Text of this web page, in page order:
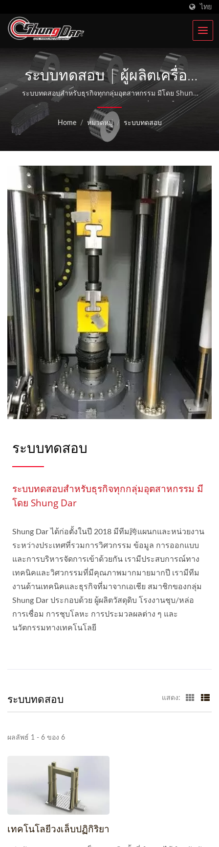
ไทย
ระบบทดสอบ | ผู้ผลิตเครื่อง
อัดและประกอบเหล็กคอยล์
ในไต้หวัน | Shung Dar
Industrial Co., LTD.
ระบบทดสอบสำหรับธุรกิจทุกกลุ่มอุตสาหกรรม มีโดย Shung
Dar / Shungdar Industrial Co., Ltd. เชี่ยวชาญในการ
จัดหาอุปกรณ์ประมวลผลเหล็กคอยล์มาเกือบ 36 ปี มีรากฐาน
แน่นอนในไต้หวันและสร้าง Soondar Compnay ในเมืองกุน
ซาน ประเทศจีน และกำลังขยายธุรกิจไปยัง 30 ประเทศ
Home / หมวดหมู่ / ระบบทดสอบ
ระบบทดสอบ
ระบบทดสอบสำหรับธุรกิจทุกกลุ่มอุตสาหกรรม มี
โดย Shung Dar
Shung Dar ได้ก่อตั้งในปี 2018 มีทีม跨แผนกและหน่วยงาน
ระหว่างประเทศที่รวมการวิศวกรรม ข้อมูล การออกแบบ
และการบริหารจัดการเข้าด้วยกัน เรามีประสบการณ์ทาง
เทคนิคและวิศวกรรมที่มีคุณภาพมากมายมากปี เรามีทีม
งานด้านเทคนิคและธุรกิจที่มาจากเอเชีย สมาชิกของกลุ่ม
Shung Dar ประกอบด้วย ผู้ผลิตวัสดุดิบ โรงงานชุบ/หล่อ
การเชื่อม การชุบโลหะ การประมวลผลต่าง ๆ และ
นวัตกรรมทางเทคโนโลยี
ระบบทดสอบ แสดง:
ผลลัพธ์ 1 - 6 ของ 6
เทคโนโลยีวงเล็บปฏิกิริยา